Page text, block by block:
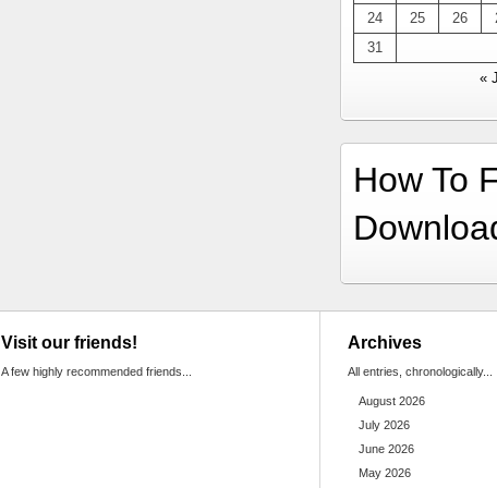
24
25 26
31
«
How To
Visit our friends!
A few highly recommended friends...
Archives
All entries, chronologically...
August 2026
July 2026
June 2026
May 2026